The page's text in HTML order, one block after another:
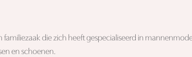
familiezaak die zich heeft gespecialiseerd in
en schoenen.